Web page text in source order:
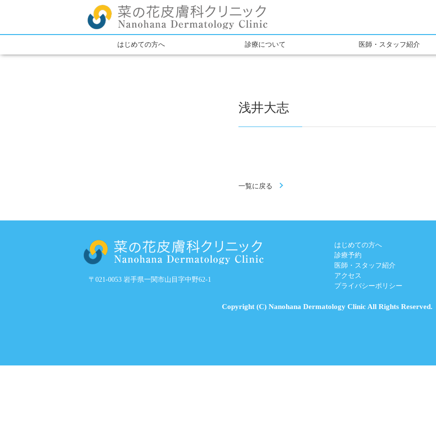
はじめての方へ 診療について 医師・スタッフ紹介
浅井大志
一覧に戻る
〒021-0053 岩手県一関市山目字中野62-1
はじめての方へ
診療予約
医師・スタッフ紹介
アクセス
プライバシーポリシー
Copyright (C) Nanohana Dermatology Clinic All Rights Reserved.